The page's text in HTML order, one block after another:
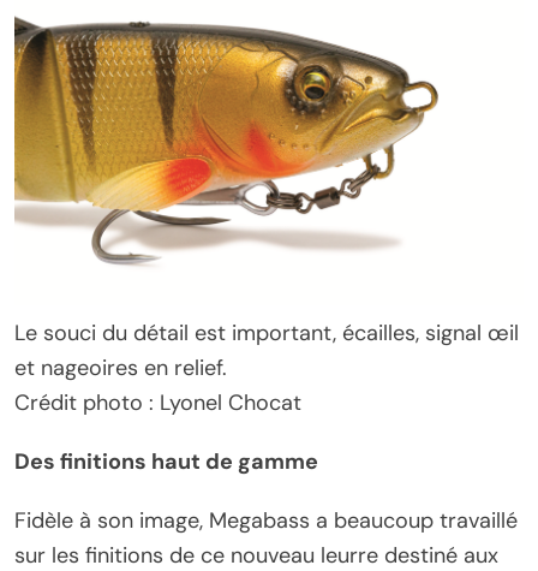
Le souci du détail est important, écailles, signal œil
et nageoires en relief.
Crédit photo : Lyonel Chocat
Des finitions haut de gamme
Fidèle à son image, Megabass a beaucoup travaillé
sur les finitions de ce nouveau leurre destiné aux